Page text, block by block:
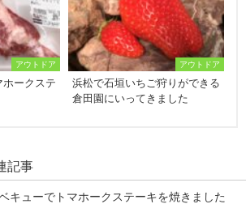
アウトドア
ホークステ
アウトドア
浜松で石垣いちご狩りができる
倉田園にいってきました
記事
キューでトマホークステーキを焼きました